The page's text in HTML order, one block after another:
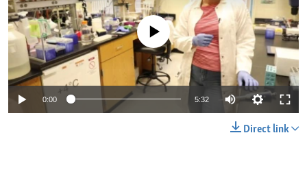
No media source currently available
0:00 5:32
Direct link